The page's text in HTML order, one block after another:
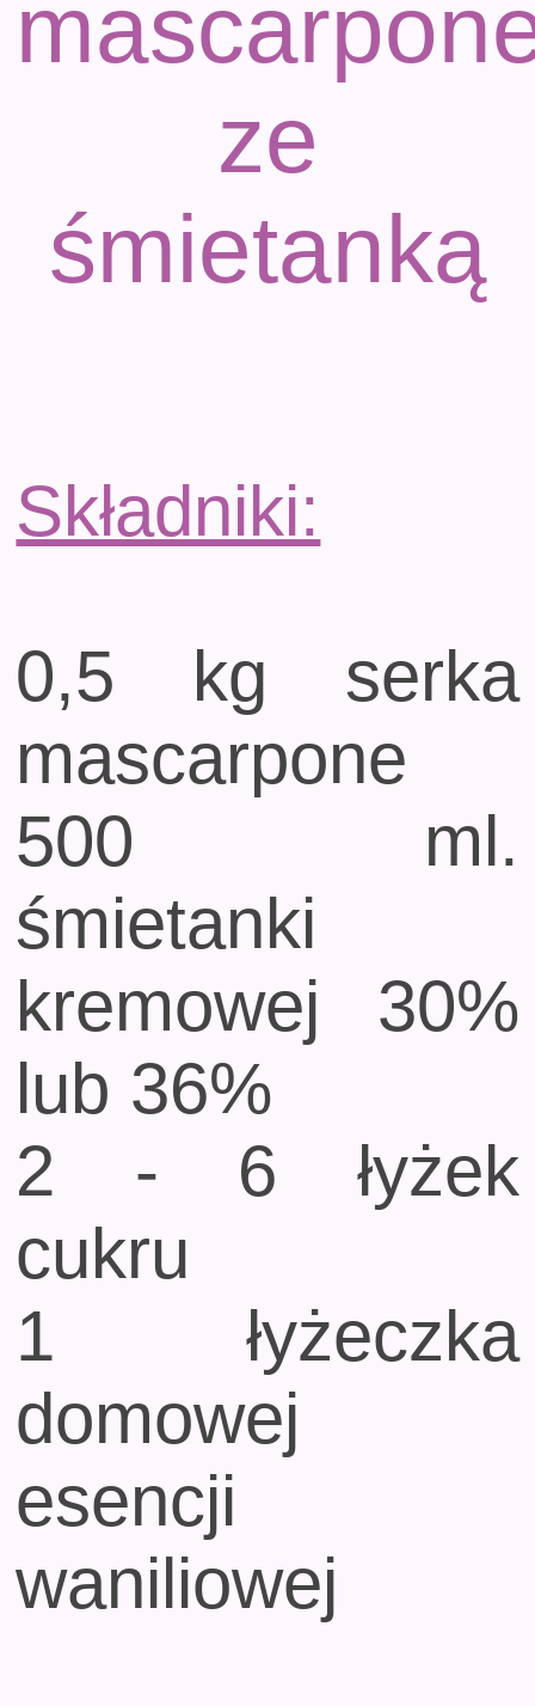
ze
śmietanką
Składniki:
0,5 kg serka
mascarpone
500 ml.
śmietanki
kremowej 30%
lub 36%
2 - 6 łyżek
cukru
1 łyżeczka
domowej
esencji
waniliowej